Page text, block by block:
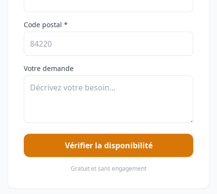
Code postal *
Votre demande
Vérifier la disponibilité
Gratuit et sans engagement